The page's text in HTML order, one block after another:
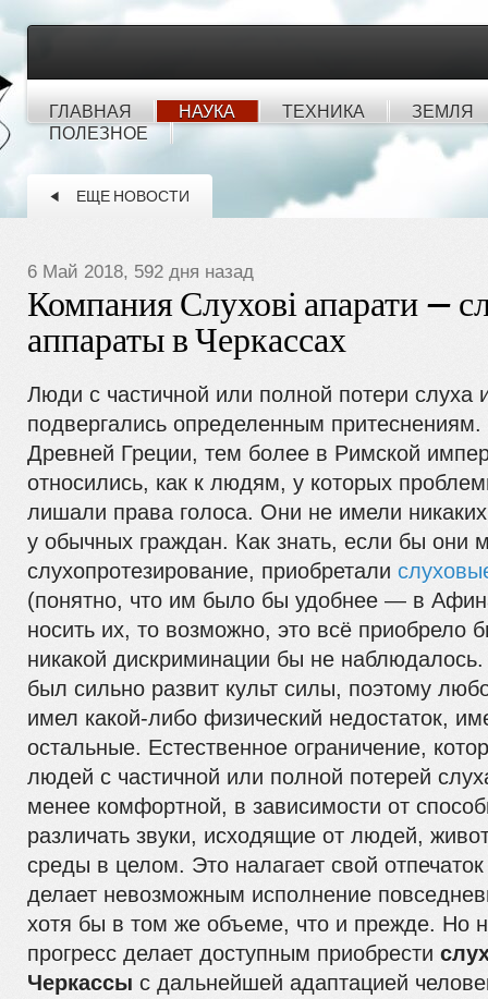
ГЛАВНАЯ НАУКА ТЕХНИКА
ЗЕМЛЯ
ПОЛЕЗНОЕ
ЕЩЕ НОВОСТИ
6 Май 2018, 592 дня назад
Компания Слухові апарати —
аппараты в Черкассах
Люди с частичной или полной потери слуха
подвергались определенным
Древней Греции, тем более в Римской
относились, как к людям, у которых
лишали права голоса. Они не имели
у обычных граждан. Как знать, если бы они
слухопротезирование, приобретали
(понятно, что им было бы удобнее — в
носить их, то возможно, это всё приобрело
никакой дискриминации бы не
был сильно развит культ силы, поэтому
имел какой-либо физический недостаток,
остальные. Естественное ограничение,
людей с частичной или полной потерей
менее комфортной, в зависимости от
различать звуки, исходящие от людей,
среды в целом. Это налагает свой
делает невозможным исполнение
хотя бы в том же объеме, что и прежде. Но
прогресс делает доступным приобрести
Черкассы с дальнейшей адаптацией